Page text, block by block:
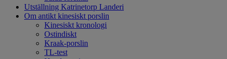
Utställning Katrinetorp Landeri
Om antikt kinesiskt porslin
Kinesiskt kronologi
Ostindiskt
Kraak-porslin
TL-test